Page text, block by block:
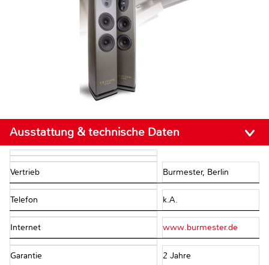
Ausstattung & technische Daten
Vertrieb Burmester, Berlin
Telefon k.A.
Internet www.burmester.de
Garantie 2 Jahre